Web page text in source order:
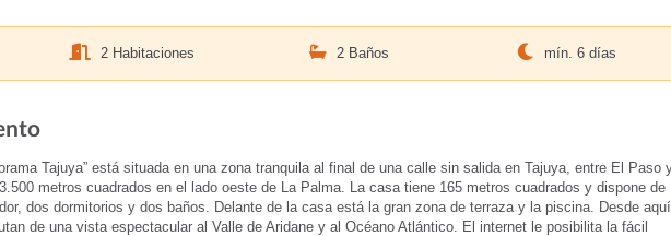
2 Habitaciones 2 Baños mín. 6 días
Tajuya” está situada en una zona tranquila al final de una calle sin salida en Tajuya, entre El Paso
metros cuadrados en el lado oeste de La Palma. La casa tiene 165 metros cuadrados y dispone de
dos dormitorios y dos baños. Delante de la casa está la gran zona de terraza y la piscina. Desde
de una vista espectacular al Valle de Aridane y al Océano Atlántico. El internet le posibilita la fácil